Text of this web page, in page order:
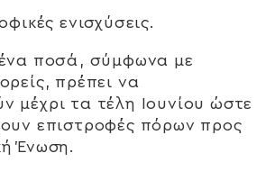
ενισχύσεις.
ποσά, σύμφωνα με
πρέπει να
μέχρι τα τέλη Ιουνίου ώστε
επιστροφές πόρων προς
Ένωση.